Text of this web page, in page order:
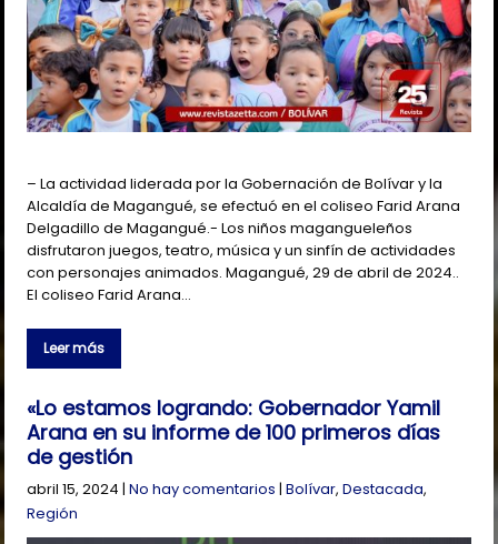
– La actividad liderada por la Gobernación de Bolívar y la
Alcaldía de Magangué, se efectuó en el coliseo Farid Arana
Delgadillo de Magangué.- Los niños magangueleños
disfrutaron juegos, teatro, música y un sinfín de actividades
con personajes animados. Magangué, 29 de abril de 2024..
El coliseo Farid Arana…
Leer más
«Lo estamos logrando: Gobernador Yamil
Arana en su informe de 100 primeros días
de gestión
abril 15, 2024 |No hay comentarios |Bolívar,Destacada,
Región